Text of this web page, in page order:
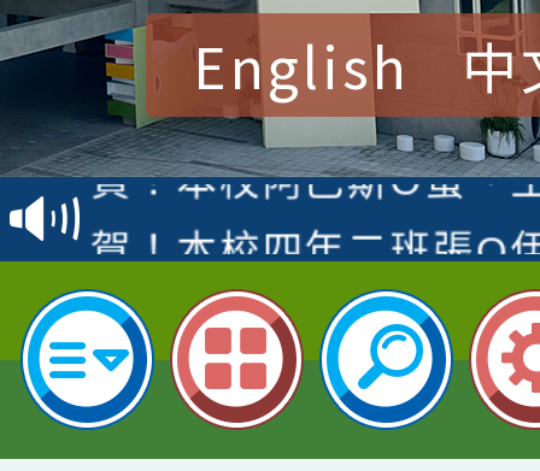
English 中
賀！本校參加桃園市中
賽 洪綺君教師榮獲社
名
賀！本校阿巴斯O蜜、
倩參加桃園市科展 國
名 指導老師王老師、
賀！本校四年二班張O
園市英語競賽國小朗讀
指導老師林老師
賀！本校參加桃園市中
賽 劉文瑛教師榮獲教
臺灣台語-第二名
賀！本校參與2026世
市賽榮獲科學小創客佳
賀！本校參加桃園市中